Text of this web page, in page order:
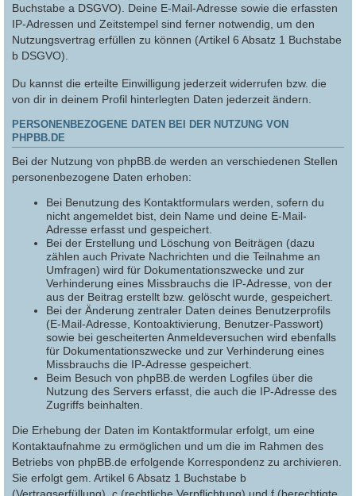
Buchstabe a DSGVO). Deine E-Mail-Adresse sowie die erfassten
IP-Adressen und Zeitstempel sind ferner notwendig, um den
Nutzungsvertrag erfüllen zu können (Artikel 6 Absatz 1 Buchstabe
b DSGVO).
Du kannst die erteilte Einwilligung jederzeit widerrufen bzw. die
von dir in deinem Profil hinterlegten Daten jederzeit ändern.
PERSONENBEZOGENE DATEN BEI DER NUTZUNG VON
PHPBB.DE
Bei der Nutzung von phpBB.de werden an verschiedenen Stellen
personenbezogene Daten erhoben:
Bei Benutzung des Kontaktformulars werden, sofern du
nicht angemeldet bist, dein Name und deine E-Mail-
Adresse erfasst und gespeichert.
Bei der Erstellung und Löschung von Beiträgen (dazu
zählen auch Private Nachrichten und die Teilnahme an
Umfragen) wird für Dokumentationszwecke und zur
Verhinderung eines Missbrauchs die IP-Adresse, von der
aus der Beitrag erstellt bzw. gelöscht wurde, gespeichert.
Bei der Änderung zentraler Daten deines Benutzerprofils
(E-Mail-Adresse, Kontoaktivierung, Benutzer-Passwort)
sowie bei gescheiterten Anmeldeversuchen wird ebenfalls
für Dokumentationszwecke und zur Verhinderung eines
Missbrauchs die IP-Adresse gespeichert.
Beim Besuch von phpBB.de werden Logfiles über die
Nutzung des Servers erfasst, die auch die IP-Adresse des
Zugriffs beinhalten.
Die Erhebung der Daten im Kontaktformular erfolgt, um eine
Kontaktaufnahme zu ermöglichen und um die im Rahmen des
Betriebs von phpBB.de erfolgende Korrespondenz zu archivieren.
Sie erfolgt gem. Artikel 6 Absatz 1 Buchstabe b